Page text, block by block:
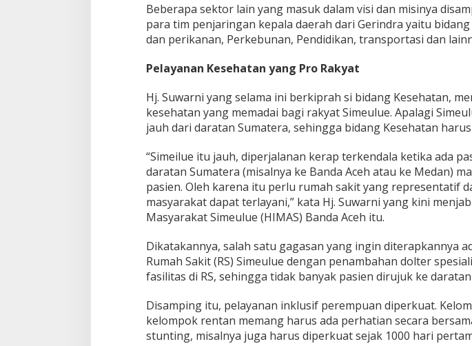
Beberapa sektor lain yang masuk dalam visi dan misinya
para tim penjaringan kepala daerah dari Gerindra yaitu
dan perikanan, Perkebunan, Pendidikan, transportasi dan
Pelayanan Kesehatan yang Pro Rakyat
Hj. Suwarni yang selama ini berkiprah si bidang Kesehatan,
kesehatan yang memadai bagi rakyat Simeulue. Apalagi
jauh dari daratan Sumatera, sehingga bidang Kesehatan
“Simeilue itu jauh, diperjalanan kerap terkendala ketika ada
daratan Sumatera (misalnya ke Banda Aceh atau ke Medan)
pasien. Oleh karena itu perlu rumah sakit yang representatif
masyarakat dapat terlayani,” kata Hj. Suwarni yang kini
Masyarakat Simeulue (HIMAS) Banda Aceh itu.
Dikatakannya, salah satu gagasan yang ingin diterapkannya
Rumah Sakit (RS) Simeulue dengan penambahan dolter
fasilitas di RS, sehingga tidak banyak pasien dirujuk ke
Disamping itu, pelayanan inklusif perempuan diperkuat.
kelompok rentan memang harus ada perhatian secara
stunting, misalnya juga harus diperkuat sejak 1000 hari